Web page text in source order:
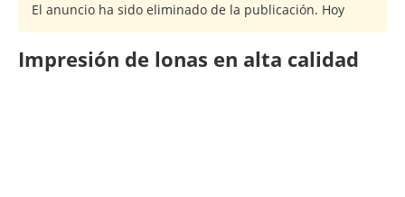
El anuncio ha sido eliminado de la publicación. Hoy
Impresión de lonas en alta calidad